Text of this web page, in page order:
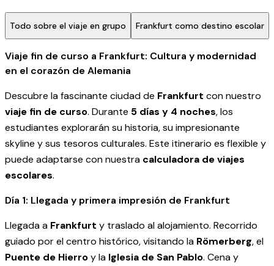
Todo sobre el viaje en grupo Frankfurt como destino escolar
Viaje fin de curso a Frankfurt: Cultura y modernidad
en el corazón de Alemania
Descubre la fascinante ciudad de Frankfurt con nuestro
viaje fin de curso. Durante 5 días y 4 noches, los
estudiantes explorarán su historia, su impresionante
skyline y sus tesoros culturales. Este itinerario es flexible y
puede adaptarse con nuestra calculadora de viajes
escolares.
Día 1: Llegada y primera impresión de Frankfurt
Llegada a Frankfurt y traslado al alojamiento. Recorrido
guiado por el centro histórico, visitando la Römerberg, el
Puente de Hierroy la Iglesia de San Pablo. Cena y